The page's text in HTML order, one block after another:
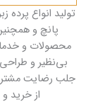
تولید انواع پرده
پانچ و
محصولات و
بی‌نظیر و
جلب رضایت
از خرید